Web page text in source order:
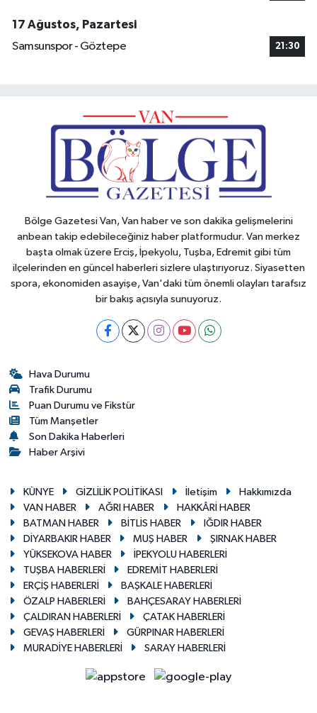
17 Ağustos, Pazartesi
Samsunspor - Göztepe
21:30
Bölge Gazetesi Van, Van haber ve son dakika gelişmelerini
anbean takip edebileceğiniz haber platformudur. Van merkez
başta olmak üzere Erciş, İpekyolu, Tuşba, Edremit gibi tüm
ilçelerinden en güncel haberleri sizlere ulaştırıyoruz. Siyasetten
spora, ekonomiden asayişe, Van'daki tüm önemli olayları tarafsız
bir bakış açısıyla sunuyoruz.
Hava Durumu
Trafik Durumu
Puan Durumu ve Fikstür
Tüm Manşetler
Son Dakika Haberleri
Haber Arşivi
KÜNYE GİZLİLİK POLİTİKASI İletişim
Hakkımızda
VAN HABER
AĞRI HABER
HAKKÂRİ HABER
BATMAN HABER
BİTLİS HABER
IĞDIR HABER
DİYARBAKIR HABER
MUŞ HABER
ŞIRNAK HABER
YÜKSEKOVA HABER
İPEKYOLU HABERLERİ
TUŞBA HABERLERİ
EDREMİT HABERLERİ
ERÇİŞ HABERLERİ
BAŞKALE HABERLERİ
ÖZALP HABERLERİ
BAHÇESARAY HABERLERİ
ÇALDIRAN HABERLERİ
ÇATAK HABERLERİ
GEVAŞ HABERLERİ
GÜRPINAR HABERLERİ
MURADİYE HABERLERİ
SARAY HABERLERİ